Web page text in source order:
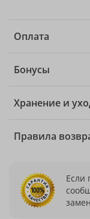
Оплата
Бонусы
Хранение и
Правила
Если